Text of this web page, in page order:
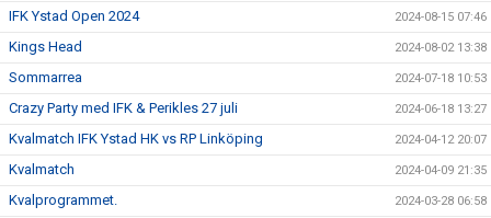
IFK Ystad Open 2024 2024-08-15 07:46
Kings Head 2024-08-02 13:38
Sommarrea 2024-07-18 10:53
Crazy Party med IFK & Perikles 27 juli 2024-06-18 13:27
Kvalmatch IFK Ystad HK vs RP Linköping 2024-04-12 20:07
Kvalmatch 2024-04-09 21:35
Kvalprogrammet. 2024-03-28 06:58